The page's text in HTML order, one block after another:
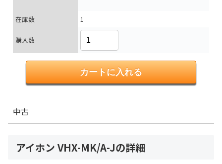
在庫数 1
購入数
中古
アイホン VHX-MK/A-Jの詳細